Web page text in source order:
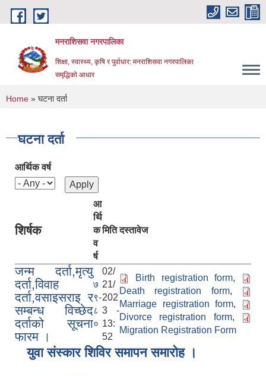
Skip to main content
मनराशिसवा नगरपालिका
शिक्षा, स्वास्थ्य, कृषि र पुर्वाधार: मनराशिसवा नगरपालिका
समृद्धिको आधार
You are here
Home » घटना दर्ता
घटना दर्ता
आर्थिक वर्ष
शिर्षक
आ
र्थि
क
व
र्ष
मिति दस्तावेज
जन्म दर्ता,मृत्यु
दर्ता,विवाह
दर्ता,वसाइसराइ र
सम्बन्ध विच्छेद
दर्ताको सूचना
फारम ।
७
९-
८
०
02/
21/
202
3 -
13:
52
Birth registration form,
Death registration form,
Marriage registration form,
Divorce registration form,
Migration Registration Form
युवा संस्कार शिविर समापन समारोह ।